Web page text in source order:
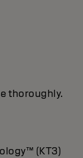
thoroughly.
(KT3)